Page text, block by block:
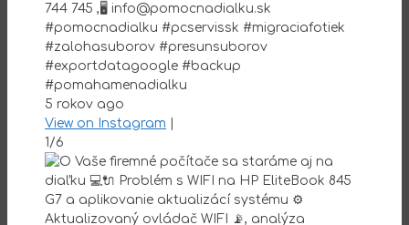
744 745 ,🖥 info@pomocnadialku.sk
#pomocnadialku #pcservissk #migraciafotiek
#zalohasuborov #presunsuborov
#exportdatagoogle #backup
#pomahamenadialku
5 rokov ago
View on Instagram |
1/6